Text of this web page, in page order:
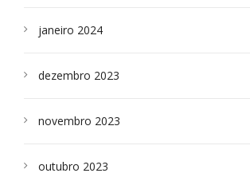
janeiro 2024
dezembro 2023
novembro 2023
outubro 2023